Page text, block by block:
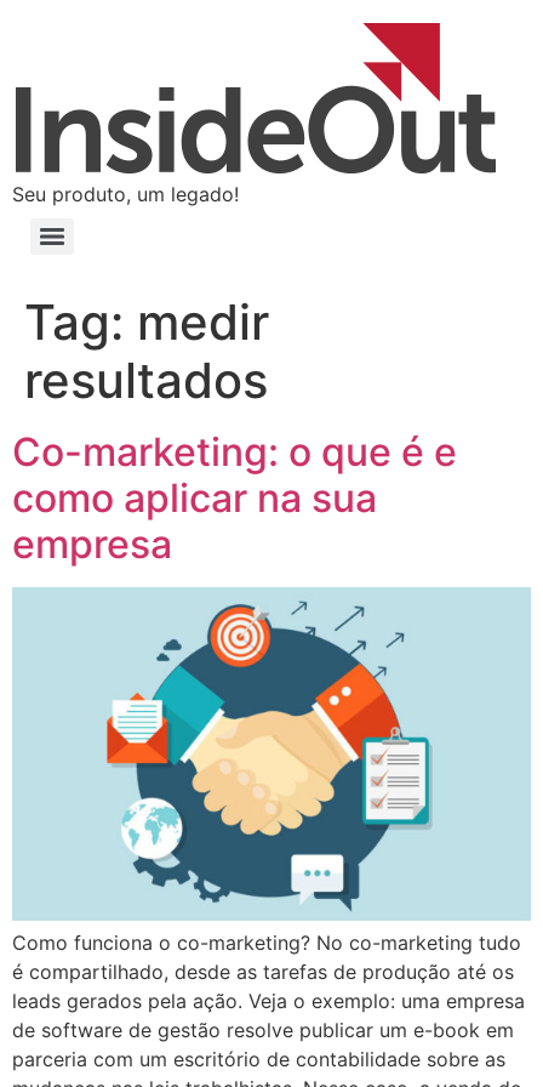
Seu produto, um legado!
Tag: medir
resultados
Co-marketing: o que é e
como aplicar na sua
empresa
Como funciona o co-marketing? No co-marketing tudo
é compartilhado, desde as tarefas de produção até os
leads gerados pela ação. Veja o exemplo: uma empresa
de software de gestão resolve publicar um e-book em
parceria com um escritório de contabilidade sobre as